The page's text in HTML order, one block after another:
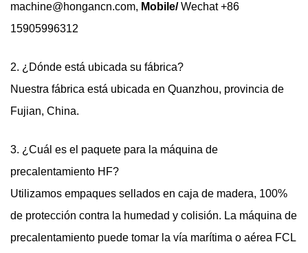
machine@hongancn.com, Mobile/Wechat +86
15905996312
2. ¿Dónde está ubicada su fábrica?
Nuestra fábrica está ubicada en Quanzhou, provincia de
Fujian, China.
3. ¿Cuál es el paquete para la máquina de
precalentamiento HF?
Utilizamos empaques sellados en caja de madera, 100%
de protección contra la humedad y colisión. La máquina de
precalentamiento puede tomar la vía marítima o aérea FCL